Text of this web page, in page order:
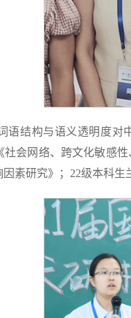
语结构与语义透明度
社会网络、跨文化敏感
素研究》；22级本科